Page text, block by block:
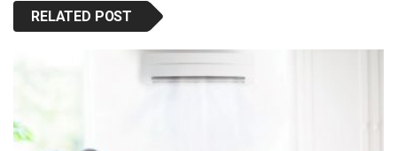
RELATED POST